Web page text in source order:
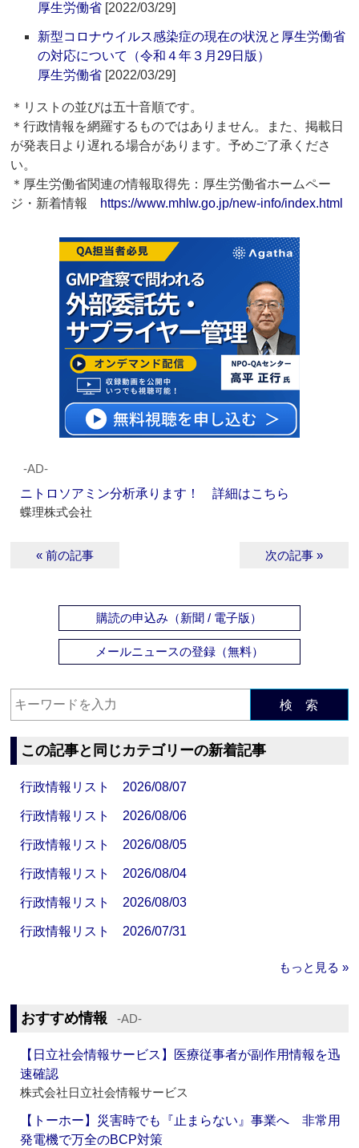
厚生労働省 [2022/03/29]
新型コロナウイルス感染症の現在の状況と厚生労働省
の対応について（令和４年３月29日版）
厚生労働省 [2022/03/29]
＊リストの並びは五十音順です。
＊行政情報を網羅するものではありません。また、掲載日
が発表日より遅れる場合があります。予めご了承くださ
い。
＊厚生労働省関連の情報取得先：厚生労働省ホームペー
ジ・新着情報 https://www.mhlw.go.jp/new-info/index.html
‐AD‐
ニトロソアミン分析承ります！ 詳細はこちら
蝶理株式会社
« 前の記事 次の記事 »
購読の申込み（新聞 / 電子版）
メールニュースの登録（無料）
検 索
この記事と同じカテゴリーの新着記事
行政情報リスト 2026/08/07
行政情報リスト 2026/08/06
行政情報リスト 2026/08/05
行政情報リスト 2026/08/04
行政情報リスト 2026/08/03
行政情報リスト 2026/07/31
もっと見る »
おすすめ情報 ‐AD‐
【日立社会情報サービス】医療従事者が副作用情報を迅
速確認
株式会社日立社会情報サービス
【トーホー】災害時でも『止まらない』事業へ 非常用
発電機で万全のBCP対策